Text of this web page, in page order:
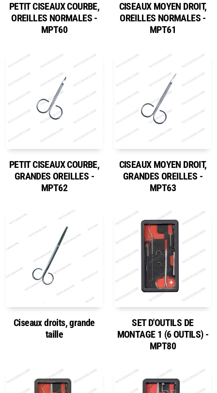
PETIT CISEAUX COURBE,
OREILLES NORMALES -
MPT60
CISEAUX MOYEN DROIT,
OREILLES NORMALES -
MPT61
PETIT CISEAUX COURBE,
GRANDES OREILLES -
MPT62
CISEAUX MOYEN DROIT,
GRANDES OREILLES -
MPT63
Ciseaux droits, grande
taille
SET D'OUTILS DE
MONTAGE 1 (6 OUTILS) -
MPT80